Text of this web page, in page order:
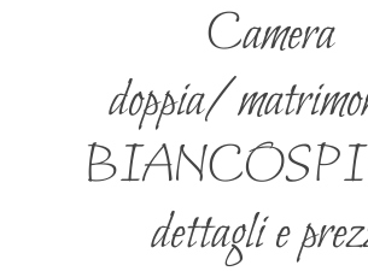
Camera
doppia/
dettagli e